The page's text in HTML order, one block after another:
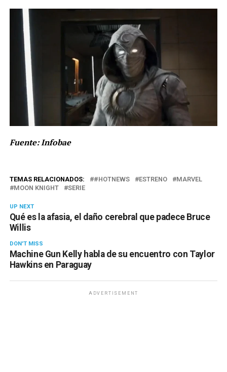
Fuente: Infobae
TEMAS RELACIONADOS: #HOTNEWS ESTRENO
MARVEL
MOON KNIGHT
SERIE
UP NEXT
Qué es la afasia, el daño cerebral que padece Bruce
Willis
DON'T MISS
Machine Gun Kelly habla de su encuentro con Taylor
Hawkins en Paraguay
ADVERTISEMENT